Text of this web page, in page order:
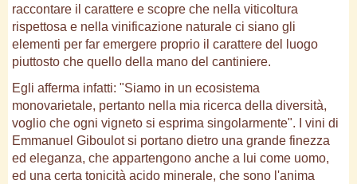
raccontare il carattere e scopre che nella viticoltura
rispettosa e nella vinificazione naturale ci siano gli
elementi per far emergere proprio il carattere del luogo
piuttosto che quello della mano del cantiniere.
Egli afferma infatti: "Siamo in un ecosistema
monovarietale, pertanto nella mia ricerca della diversità,
voglio che ogni vigneto si esprima singolarmente". I vini di
Emmanuel Giboulot si portano dietro una grande finezza
ed eleganza, che appartengono anche a lui come uomo,
ed una certa tonicità acido minerale, che sono l'anima